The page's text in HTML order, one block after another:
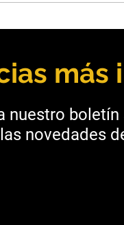
San
nuestro
novedades